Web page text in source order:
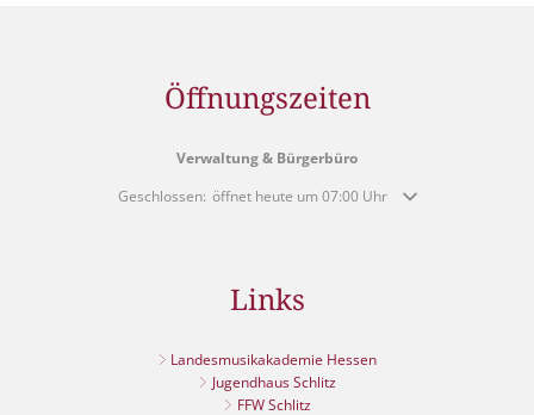
Öffnungszeiten
Verwaltung & Bürgerbüro
Klicken, um weitere Öffnungs- oder Schließzeiten
Geschlossen: öffnet heute um 07:00 Uhr
Links
Landesmusikakademie Hessen
Jugendhaus Schlitz
FFW Schlitz